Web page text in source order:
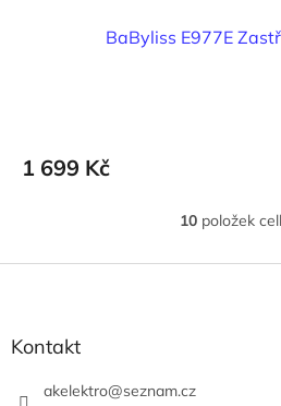
BaByliss E977E
1 699 Kč
O
l
10 položek
Z
Kontakt
akelektro@seznam.cz